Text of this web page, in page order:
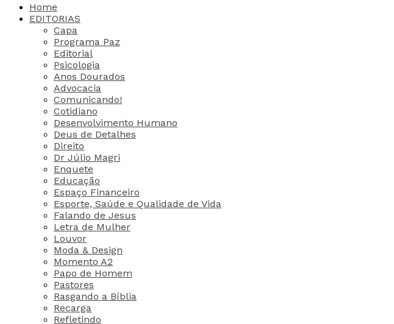
Home
EDITORIAS
Capa
Programa Paz
Editorial
Psicologia
Anos Dourados
Advocacia
Comunicando!
Cotidiano
Desenvolvimento Humano
Deus de Detalhes
Direito
Dr Júlio Magri
Enquete
Educação
Espaço Financeiro
Esporte, Saúde e Qualidade de Vida
Falando de Jesus
Letra de Mulher
Louvor
Moda & Design
Momento A2
Papo de Homem
Pastores
Rasgando a Bíblia
Recarga
Refletindo